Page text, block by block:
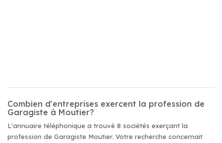
Combien d'entreprises exercent la profession de
Garagiste à Moutier?
L'annuaire téléphonique a trouvé 8 sociétés exerçant la
profession de Garagiste Moutier. Votre recherche concernait